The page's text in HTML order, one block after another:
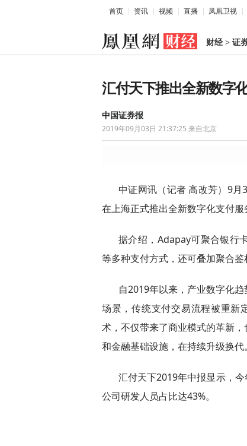
首页 资讯 视频 直播 凤凰卫视
财经> 证
汇付天下推出全新数字
中国证券报
2019年09月03日 21:37:25 来自北京
中证网讯（记者 高改芳）9月
在上海正式推出全新数字化支付
据介绍，Adapay可聚合银行
等多种支付方式，还可叠加聚合鉴
自2019年以来，产业数字化
场景，传统支付交易流程被重新
术，不仅带来了商业模式的革新
和金融基础设施，在持续升级换代。
汇付天下2019年中报显示，
公司研发人员占比达43%。